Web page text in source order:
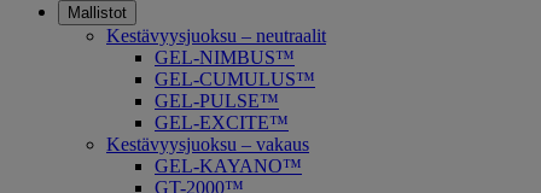
Mallistot
Kestävyysjuoksu – neutraalit
GEL-NIMBUS™
GEL-CUMULUS™
GEL-PULSE™
GEL-EXCITE™
Kestävyysjuoksu – vakaus
GEL-KAYANO™
GT-2000™